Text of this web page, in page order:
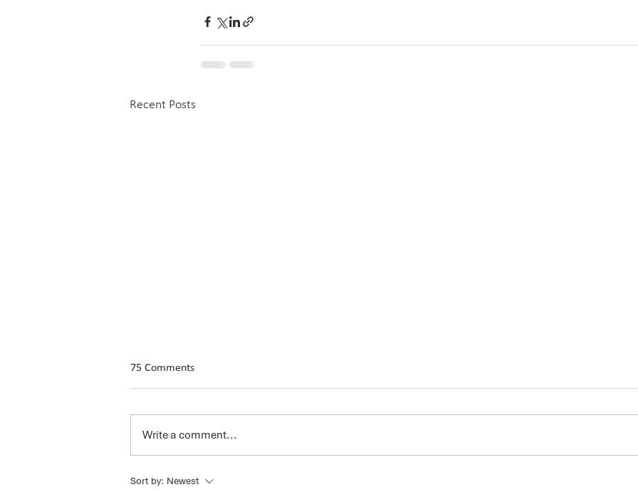
Recent Posts
Microsoft Fabric
75 Comments
Write a comment...
Sort by: Newest